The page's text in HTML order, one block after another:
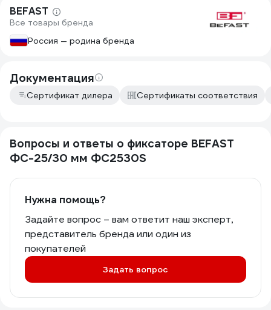
BEFAST
Все товары бренда
Россия — родина бренда
Документация
Сертификат дилера Сертификаты соответствия
Вопросы и ответы о фиксаторе BEFAST
ФС-25/30 мм ФС2530S
Нужна помощь?
Задайте вопрос – вам ответит наш эксперт,
представитель бренда или один из
покупателей
Задать вопрос